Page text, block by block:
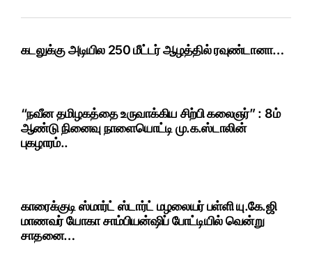
கடலுக்கு அடியில 250 மீட்டர் ஆழத்தில் ரவுண்டானா…
“நவீன தமிழகத்தை உருவாக்கிய சிற்பி கலைஞர்” : 8ம்
ஆண்டு நினைவு நாளையொட்டி மு.க.ஸ்டாலின்
புகழாரம்..
காரைக்குடி ஸ்மார்ட் ஸ்டார்ட் மழலையர் பள்ளி யு.கே.ஜி
மாணவர் யோகா சாம்பியன்ஷிப் போட்டியில் வென்று
சாதனை…